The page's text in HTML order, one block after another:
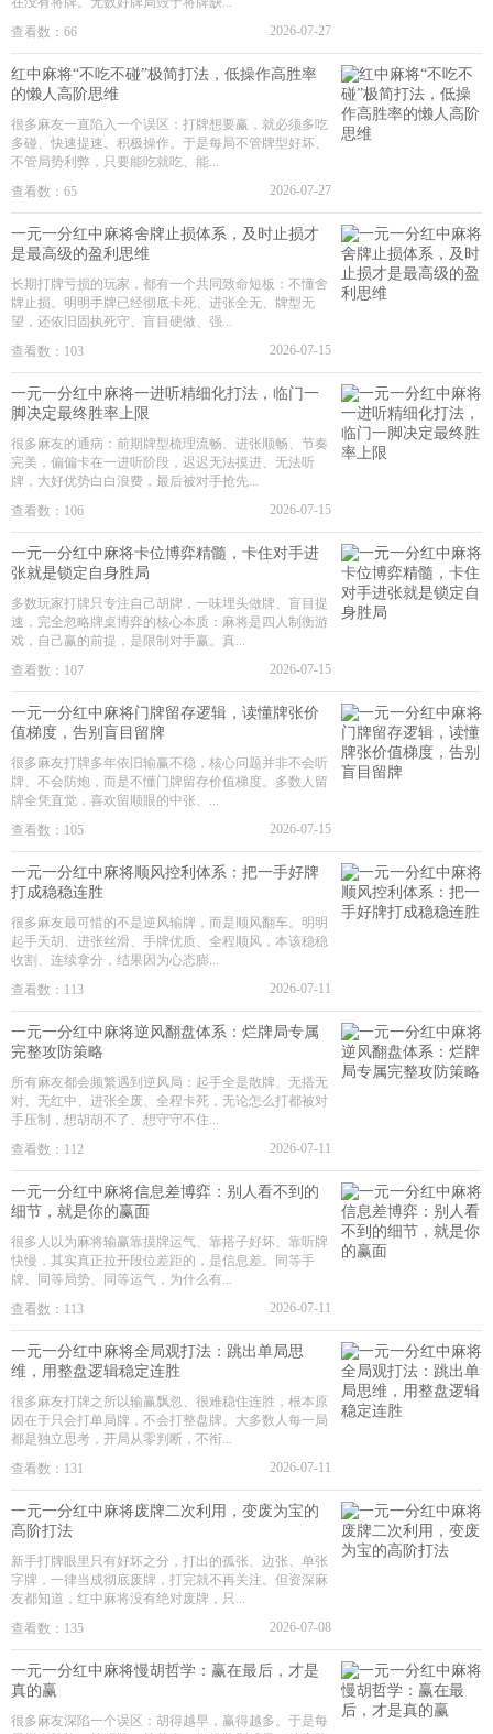
查看数：66
2026-07-27
红中麻将“不吃不碰”极简打法，低操作高胜率
的懒人高阶思维
很多麻友一直陷入一个误区：打牌想要赢，就必须多吃
多碰、快速提速、积极操作。于是每局不管牌型好坏、
不管局势利弊，只要能吃就吃、能...
查看数：65
2026-07-27
一元一分红中麻将舍牌止损体系，及时止损才
是最高级的盈利思维
长期打牌亏损的玩家，都有一个共同致命短板：不懂舍
牌止损。明明手牌已经彻底卡死、进张全无、牌型无
望，还依旧固执死守、盲目硬做、强...
查看数：103
2026-07-15
一元一分红中麻将一进听精细化打法，临门一
脚决定最终胜率上限
很多麻友的通病：前期牌型梳理流畅、进张顺畅、节奏
完美，偏偏卡在一进听阶段，迟迟无法摸进、无法听
牌，大好优势白白浪费，最后被对手抢先...
查看数：106
2026-07-15
一元一分红中麻将卡位博弈精髓，卡住对手进
张就是锁定自身胜局
多数玩家打牌只专注自己胡牌，一味埋头做牌、盲目提
速，完全忽略牌桌博弈的核心本质：麻将是四人制衡游
戏，自己赢的前提，是限制对手赢。真...
查看数：107
2026-07-15
一元一分红中麻将门牌留存逻辑，读懂牌张价
值梯度，告别盲目留牌
很多麻友打牌多年依旧输赢不稳，核心问题并非不会听
牌、不会防炮，而是不懂门牌留存价值梯度。多数人留
牌全凭直觉，喜欢留顺眼的中张、...
查看数：105
2026-07-15
一元一分红中麻将顺风控利体系：把一手好牌
打成稳稳连胜
很多麻友最可惜的不是逆风输牌，而是顺风翻车。明明
起手天胡、进张丝滑、手牌优质、全程顺风，本该稳稳
收割、连续拿分，结果因为心态膨...
查看数：113
2026-07-11
一元一分红中麻将逆风翻盘体系：烂牌局专属
完整攻防策略
所有麻友都会频繁遇到逆风局：起手全是散牌、无搭无
对、无红中、进张全废、全程卡死，无论怎么打都被对
手压制，想胡胡不了、想守守不住...
查看数：112
2026-07-11
一元一分红中麻将信息差博弈：别人看不到的
细节，就是你的赢面
很多人以为麻将输赢靠摸牌运气、靠搭子好坏、靠听牌
快慢，其实真正拉开段位差距的，是信息差。同等手
牌、同等局势、同等运气，为什么有...
查看数：113
2026-07-11
一元一分红中麻将全局观打法：跳出单局思
维，用整盘逻辑稳定连胜
很多麻友打牌之所以输赢飘忽、很难稳住连胜，根本原
因在于只会打单局牌，不会打整盘牌。大多数人每一局
都是独立思考，开局从零判断，不衔...
查看数：131
2026-07-11
一元一分红中麻将废牌二次利用，变废为宝的
高阶打法
新手打牌眼里只有好坏之分，打出的孤张、边张、单张
字牌，一律当成彻底废牌，打完就不再关注。但资深麻
友都知道，红中麻将没有绝对废牌，只...
查看数：135
2026-07-08
一元一分红中麻将慢胡哲学：赢在最后，才是
真的赢
很多麻友深陷一个误区：胡得越早，赢得越多。于是每